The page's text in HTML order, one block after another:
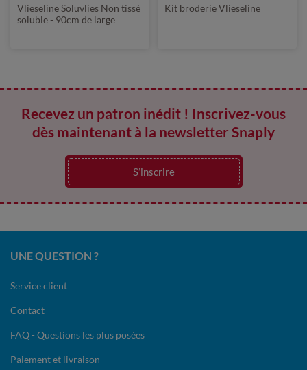
Vlieseline Soluvlies Non tissé
soluble - 90cm de large
Kit broderie Vlieseline
Recevez un patron inédit ! Inscrivez-vous
dès maintenant à la newsletter Snaply
S’inscrire
UNE QUESTION ?
Service client
Contact
FAQ - Questions les plus posées
Paiement et livraison